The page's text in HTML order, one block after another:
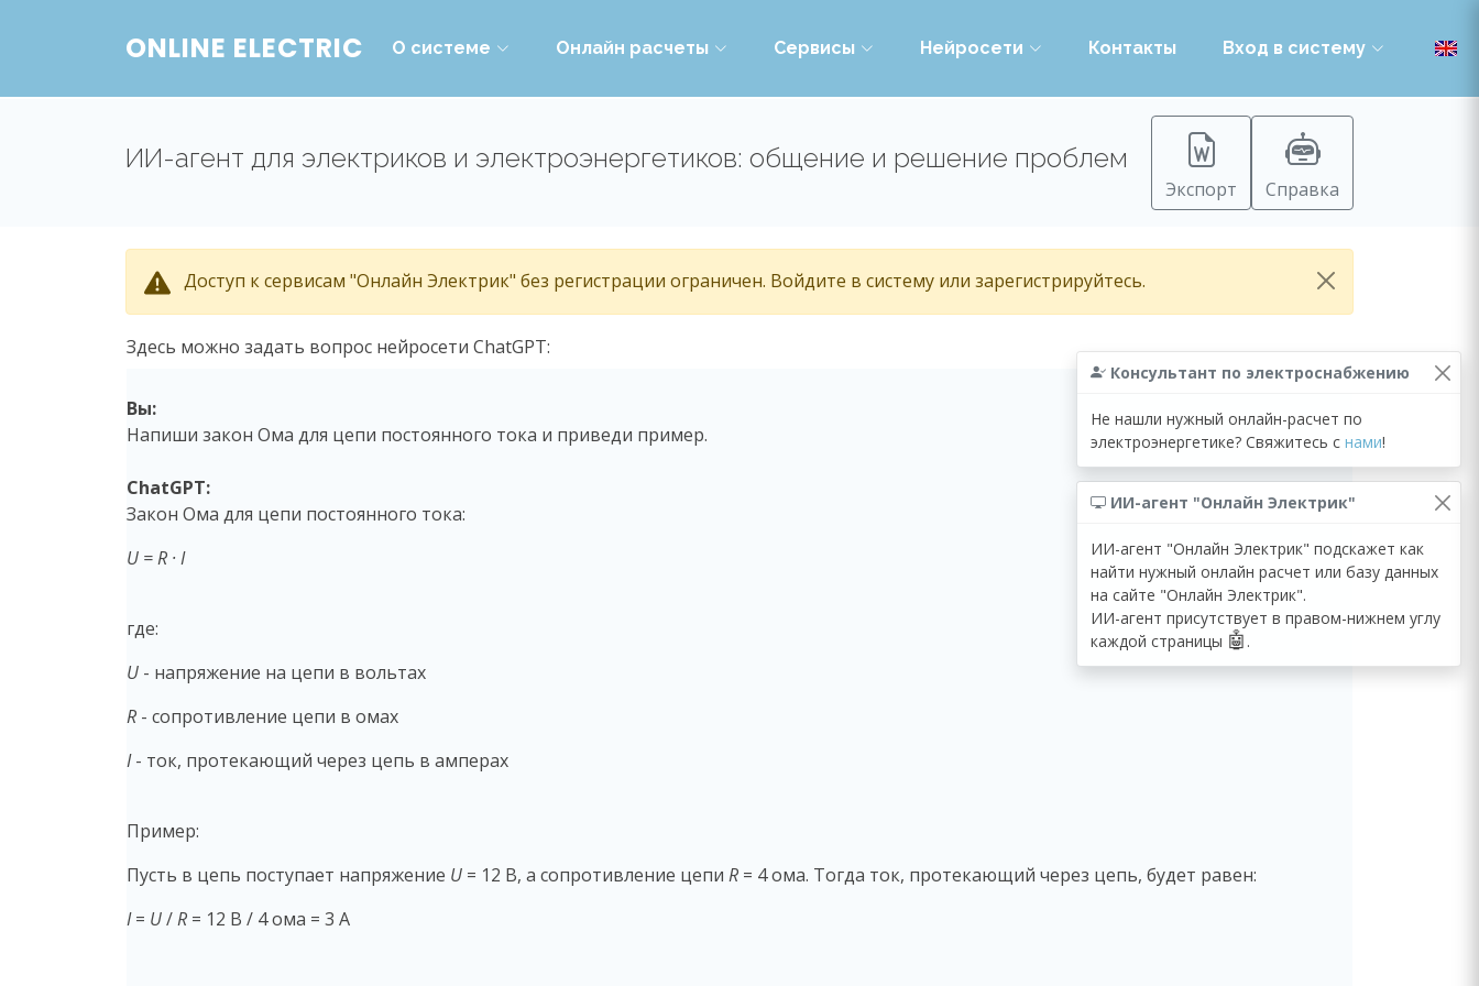
ONLINE ELECTRIC О системе Онлайн расчеты Сервисы Нейросети Контакты Вход в систему
ИИ-агент для электриков и электроэнергетиков: общение и решение проблем
Экспорт Справка
Доступ к сервисам "Онлайн Электрик" без регистрации ограничен. Войдите в систему или зарегистрируйтесь.
Консультант по электроснабжению
Не нашли нужный онлайн-расчет по
электроэнергетике? Свяжитесь с нами!
ИИ-агент "Онлайн Электрик"
ИИ-агент "Онлайн Электрик" подскажет как
найти нужный онлайн расчет или базу данных
на сайте "Онлайн Электрик".
ИИ-агент присутствует в правом-нижнем углу
каждой страницы 🤖 .
Здесь можно задать вопрос нейросети ChatGPT:
Вы:
Напиши закон Ома для цепи постоянного тока и приведи пример.
ChatGPT:
Закон Ома для цепи постоянного тока:
U = R · I
где:
U - напряжение на цепи в вольтах
R - сопротивление цепи в омах
I- ток, протекающий через цепь в амперах
Пример:
Пусть в цепь поступает напряжение U = 12 В, а сопротивление цепи R = 4 ома. Тогда ток, протекающий через цепь, будет равен:
I= U/R = 12 В / 4 ома = 3 А